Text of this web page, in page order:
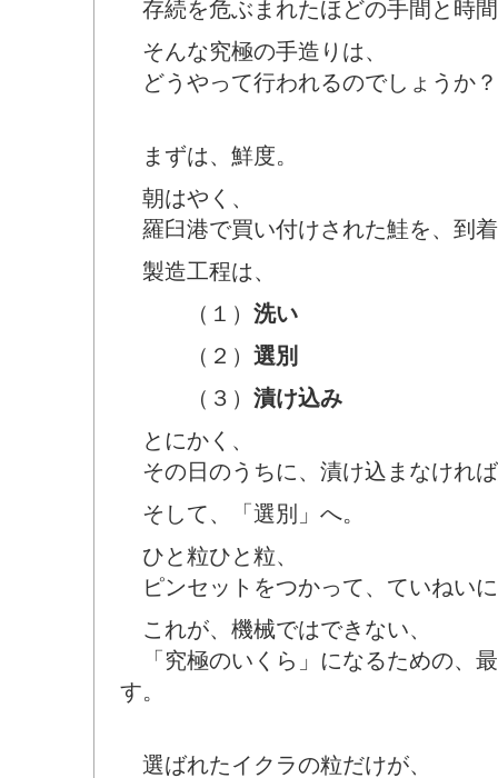
存続を危ぶまれたほどの手間と時
そんな究極の手造りは、
どうやって行われるのでしょうか？
まずは、鮮度。
朝はやく、
羅臼港で買い付けされた鮭を、到
製造工程は、
（１） 洗い
（２） 選別
（３） 漬け込み
とにかく、
その日のうちに、漬け込まなけれ
そして、「選別」へ。
ひと粒ひと粒、
ピンセットをつかって、ていねい
これが、機械ではできない、
「究極のいくら」になるための、
す。
選ばれたイクラの粒だけが、